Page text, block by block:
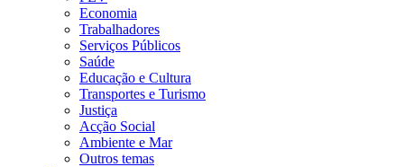
Economia
Trabalhadores
Serviços Públicos
Saúde
Educação e Cultura
Transportes e Turismo
Justiça
Acção Social
Ambiente e Mar
Outros temas